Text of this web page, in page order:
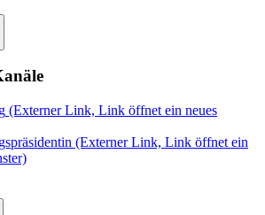
(Externer Link, Link öffnet ein neues
(Externer Link, Link öffnet ein